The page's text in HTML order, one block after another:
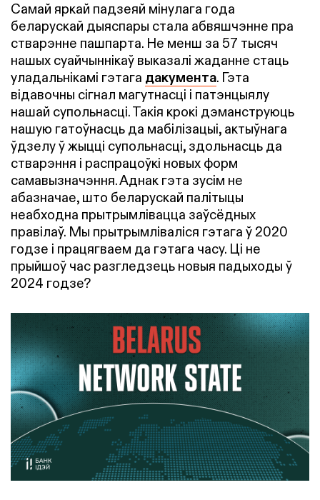
Самай яркай падзеяй мінулага года
беларускай дыяспары стала абвяшчэнне пра
стварэнне пашпарта. Не менш за 57 тысяч
нашых суайчыннікаў выказалі жаданне стаць
уладальнікамі гэтага дакумента. Гэта
відавочны сігнал магутнасці і патэнцыялу
нашай супольнасці. Такія крокі дэманструюць
нашую гатоўнасць да мабілізацыі, актыўнага
ўдзелу ў жыцці супольнасці, здольнасць да
стварэння і распрацоўкі новых форм
самавызначэння. Аднак гэта зусім не
абазначае, што беларускай палітыцы
неабходна прытрымлівацца заўсёдных
правілаў. Мы прытрымліваліся гэтага ў 2020
годзе і працягваем да гэтага часу. Ці не
прыйшоў час разгледзець новыя падыходы ў
2024 годзе?